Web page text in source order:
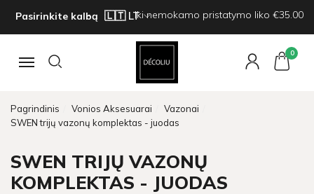
Pasirinkite kalbą Iki nemokamo pristatymo liko €35.00
Navigacija
0
Pagrindinis Vonios Aksesuarai
Vazonai
SWEN trijų vazonų komplektas - juodas
SWEN TRIJŲ VAZONŲ
KOMPLEKTAS - JUODAS